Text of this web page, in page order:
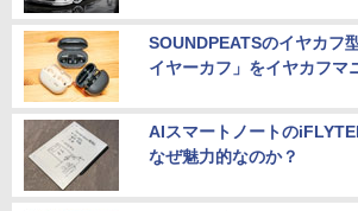
SOUNDPEATSのイヤカフ
イヤーカフ」をイヤカフマ
AIスマートノートの
なぜ魅力的なのか？